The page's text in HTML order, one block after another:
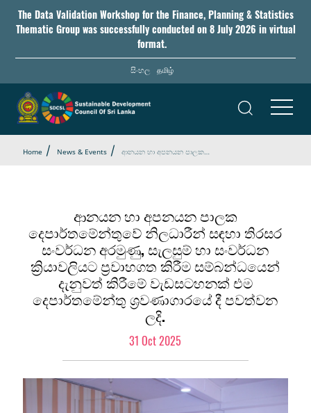
Skip
content
The Data Validation Workshop for the Finance, Planning & Statistics
Thematic Group was successfully conducted on 8 July 2026 in virtual
format.
සිංහල தமிழ்
Home News & Events ආනයන හා අපනයන පාලක…
ආනයන හා අපනයන පාලක
දෙපාර්තමේන්තුවේ නිලධාරීන් සඳහා තිරසර
සංවර්ධන අරමුණු, සැලසුම් හා සංවර්ධන
ක්‍රියාවලියට ප්‍රවාහගත කිරීම සම්බන්ධයෙන්
දැනුවත් කිරීමේ වැඩසටහනක් එම
දෙපාර්තමේන්තු ශ්‍රවණාගාරයේ දී පවත්වන
ලදි.
31 Oct 2025